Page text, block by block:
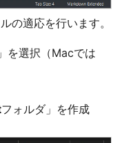
の適応を行います。
」を選択（Macでは
フォルダ」を作成